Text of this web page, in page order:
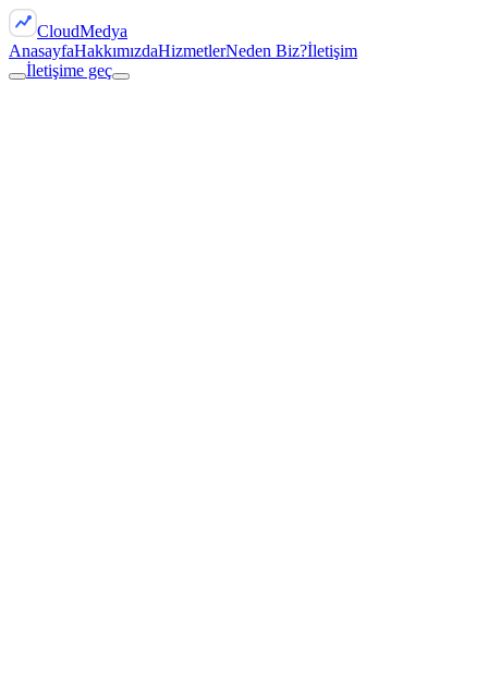
CloudMedya
AnasayfaHakkımızdaHizmetlerNeden Biz?İletişim
İletişime geç